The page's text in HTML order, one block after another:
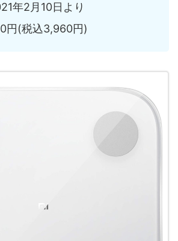
年2月10日より
円(税込3,960円)